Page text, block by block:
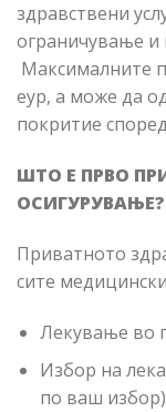
здравствени
ограничување и
Максималните
еур, а може да
покритие
ШТО Е ПРВО
ОСИГУРУВАЊЕ?
Приватното
сите
Лекување во
Избор на
по ваш